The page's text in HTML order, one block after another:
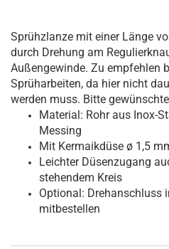
Sprühzlanze mit einer Länge
durch Drehung am
Außengewinde. Zu empfehlen
Sprüharbeiten, da hier nicht
werden muss. Bitte
Material: Rohr aus Inox-
Messing
Mit Kermaikdüse ø 1,5
Leichter Düsenzugang
stehendem Kreis
Optional: Drehanschluss
mitbestellen